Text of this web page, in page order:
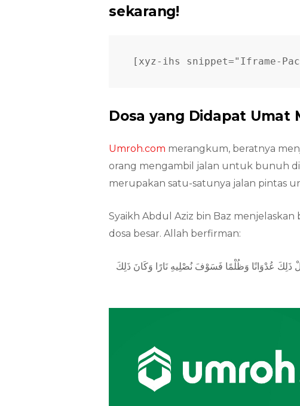
sekarang!
[xyz-ihs snippet="Iframe-
Dosa yang Didapat Umat
Umroh.com merangkum, beratnya
orang mengambil jalan untuk bunuh
merupakan satu-satunya jalan pintas
Syaikh Abdul Aziz bin Baz
dosa besar. Allah berfirman:
ذَلِكَ عُدْوَانًا وَظُلْمًا فَسَوْفَ نُصْلِيهِ نَارًا وَكَانَ ذَلِكَ